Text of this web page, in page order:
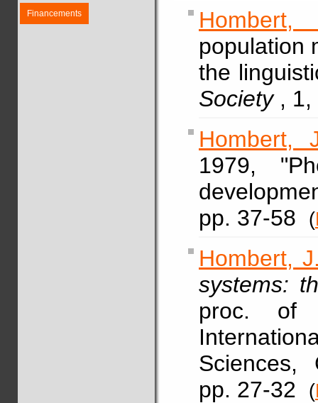
Financements
Hombert,
population
the
Society ,
Hombert,
1979,
pp. 37-58
(
Hombert,
systems:
proc. of
Sciences,
pp. 27-32
(